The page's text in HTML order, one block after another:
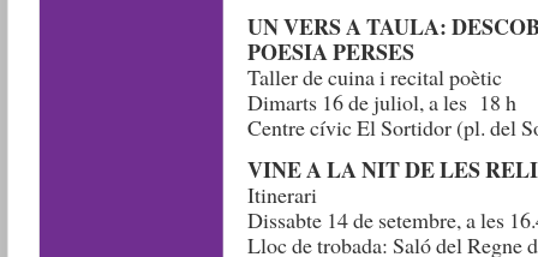
UN VERS A TAULA:
POESIA PERSES
Taller de cuina i recital poètic
Dimarts 16 de juliol, a les 18 h
Centre cívic El Sortidor (pl. del
VINE A LA NIT DE LES
Itinerari
Dissabte 14 de setembre, a les
Lloc de trobada: Saló del Regne